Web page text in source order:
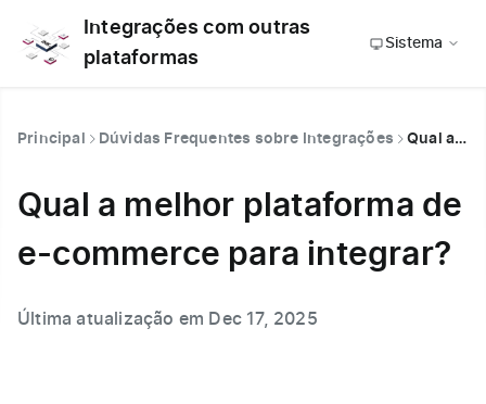
Integrações com outras
plataformas
Sistema
Principal Dúvidas Frequentes sobre Integrações Qual a melhor plataforma de e-commerce para integrar?
Qual a melhor plataforma de
e-commerce para integrar?
Última atualização em Dec 17, 2025